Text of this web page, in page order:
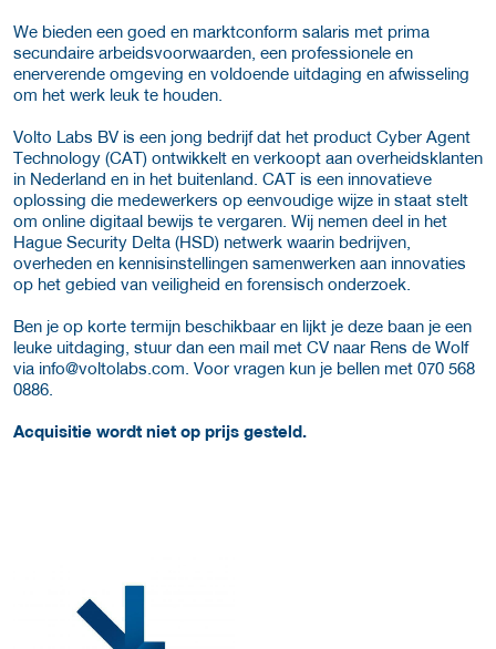
We bieden een goed en marktconform salaris met prima
secundaire arbeidsvoorwaarden, een professionele en
enerverende omgeving en voldoende uitdaging en afwisseling
om het werk leuk te houden.
Volto Labs BV is een jong bedrijf dat het product Cyber Agent
Technology (CAT) ontwikkelt en verkoopt aan overheidsklanten
in Nederland en in het buitenland. CAT is een innovatieve
oplossing die medewerkers op eenvoudige wijze in staat stelt
om online digitaal bewijs te vergaren. Wij nemen deel in het
Hague Security Delta (HSD) netwerk waarin bedrijven,
overheden en kennisinstellingen samenwerken aan innovaties
op het gebied van veiligheid en forensisch onderzoek.
Ben je op korte termijn beschikbaar en lijkt je deze baan je een
leuke uitdaging, stuur dan een mail met CV naar Rens de Wolf
via info@voltolabs.com. Voor vragen kun je bellen met 070 568
0886.
Acquisitie wordt niet op prijs gesteld.